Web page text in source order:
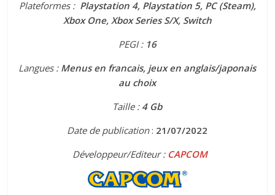
Plateformes : Playstation 4, Playstation 5, PC (Steam),
Xbox One, Xbox Series S/X, Switch
PEGI : 16
Langues : Menus en francais, jeux en anglais/japonais
au choix
Taille : 4 Gb
Date de publication: 21/07/2022
Développeur/Editeur : CAPCOM